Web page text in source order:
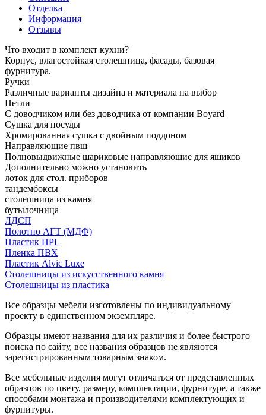
Отделка
Информация
Отзывы
Что входит в комплект кухни?
Корпус, влагостойкая столешница, фасады, базовая
фурнитура.
Ручки
Различные варианты дизайна и материала на выбор
Петли
С доводчиком или без доводчика от компании Boyard
Сушка для посуды
Хромированная сушка с двойным поддоном
Направляющие пвш
Полновыдвижные шариковые направляющие для ящиков
Дополнительно можно установить
лоток для стол. приборов
тандембоксы
столешница из камня
бутылочница
ЛДСП
Полотно АГТ (МДФ)
Пластик HPL
Пленка ПВХ
Пластик Alvic Luxe
Столешницы из искусственного камня
Столешницы из пластика
Все образцы мебели изготовлены по индивидуальному
проекту в единственном экземпляре.
Образцы имеют названия для их различия и более быстрого
поиска по сайту, все названия образцов не являются
зарегистрированным товарным знаком.
Все мебельные изделия могут отличаться от представленных
образцов по цвету, размеру, комплектации, фурнитуре, а также
способами монтажа и производителями комплектующих и
фурнитуры.